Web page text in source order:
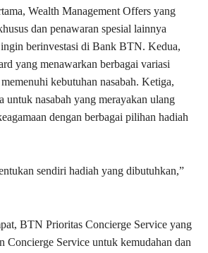
Wealth Management Offers yang
dan penawaran spesial lainnya
berinvestasi di Bank BTN. Kedua,
yang menawarkan berbagai variasi
kebutuhan nasabah. Ketiga,
untuk nasabah yang merayakan ulang
dengan berbagai pilihan hadiah
sendiri hadiah yang dibutuhkan,”
BTN Prioritas Concierge Service yang
Concierge Service untuk kemudahan dan